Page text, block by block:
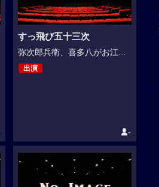
すっ飛び五十三次
弥次郎兵衛、喜多八がお江...
出演
-